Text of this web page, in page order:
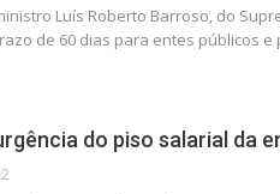
Luís Roberto Barroso, do
de 60 dias para entes públicos
do piso salarial da